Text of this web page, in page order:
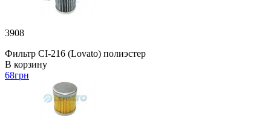
3908
Фильтр CI-216 (Lovato) полиэстер
В корзину
68грн